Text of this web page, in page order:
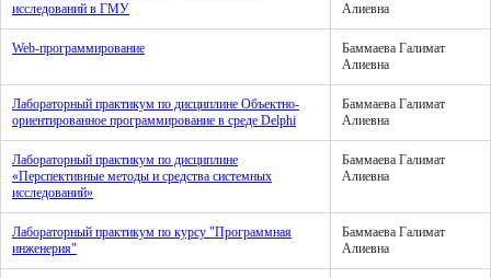
исследований в ГМУ
Алиевна
Web-программирование
Баммаева Галимат
Алиевна
Лабораторный практикум по дисциплине Объектно-
ориентированное программирование в среде Delphi
Баммаева Галимат
Алиевна
Лабораторный практикум по дисциплине
«Перспективные методы и средства системных
исследований»
Баммаева Галимат
Алиевна
Лабораторный практикум по курсу "Программная
инженерия"
Баммаева Галимат
Алиевна